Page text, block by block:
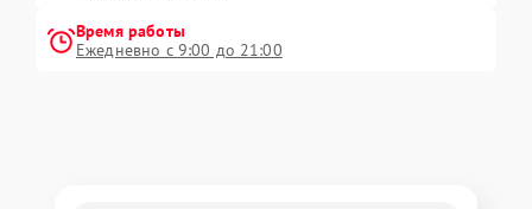
Время работы
Ежедневно с 9:00 до 21:00